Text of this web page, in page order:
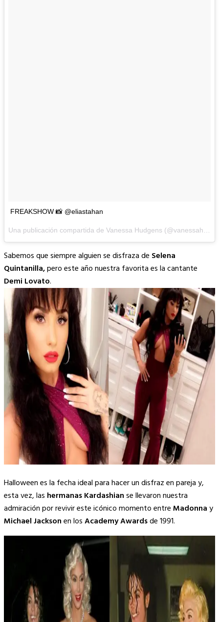
FREAKSHOW 📸 @eliastahan
Sabemos que siempre alguien se disfraza de Selena
Quintanilla,pero este año nuestra favorita es la cantante
Demi Lovato.
Halloween es la fecha ideal para hacer un disfraz en pareja y,
esta vez, las hermanas Kardashianse llevaron nuestra
admiración por revivir este icónico momento entreMadonnay
Michael Jacksonen losAcademy Awardsde 1991.